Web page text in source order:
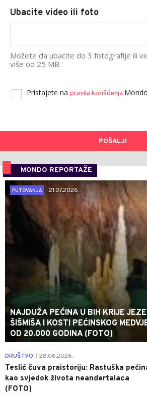
Ubacite video ili foto
Možete da ubacite do 3 fotografije ili
više od 25 MB.
Pristajete na pravila korišćenja
POŠALJI
MONDO REPORTAŽE
PUTOVANJA
21.07.2026.
NAJDUŽA PEĆINA U BIH KRIJE
ŠIŠMIŠA I KOSTI PEĆINSKOG
OD 20.000 GODINA (FOTO)
DRUŠTVO 28.06.2026.
Teslić čuva praistoriju: Rastuška
kao svjedok života neandertalaca
(FOTO)